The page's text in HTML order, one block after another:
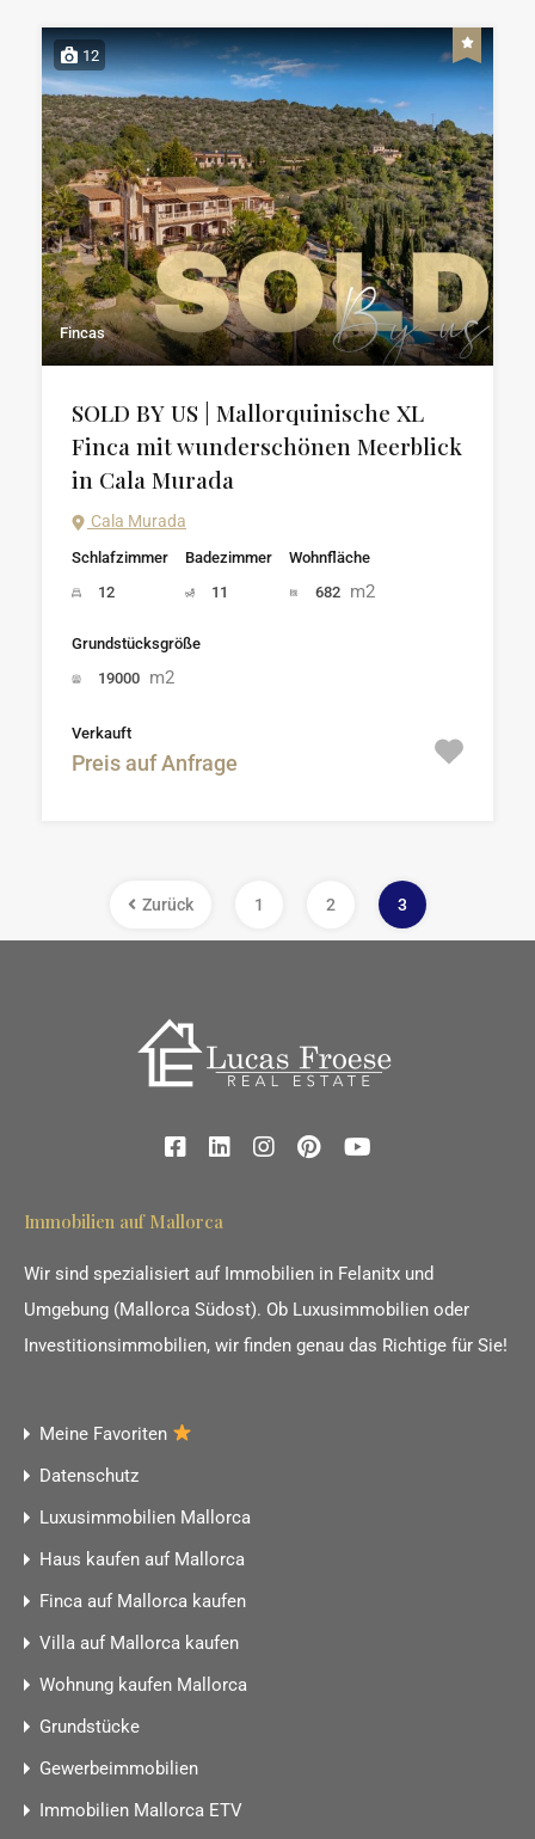
12
Fincas
SOLD BY US | Mallorquinische XL
Finca mit wunderschönen Meerblick
in Cala Murada
Cala Murada
Schlafzimmer
12
Badezimmer
11
Wohnfläche
682 m2
Grundstücksgröße
19000 m2
Verkauft
Preis auf Anfrage
Zurück 1 2 3
Immobilien auf Mallorca
Wir sind spezialisiert auf Immobilien in Felanitx und
Umgebung (Mallorca Südost). Ob Luxusimmobilien oder
Investitionsimmobilien, wir finden genau das Richtige für Sie!
Meine Favoriten
Datenschutz
Luxusimmobilien Mallorca
Haus kaufen auf Mallorca
Finca auf Mallorca kaufen
Villa auf Mallorca kaufen
Wohnung kaufen Mallorca
Grundstücke
Gewerbeimmobilien
Immobilien Mallorca ETV